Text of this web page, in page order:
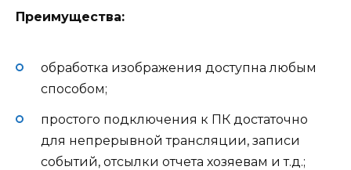
Преимущества:
обработка изображения доступна любым
способом;
простого подключения к ПК достаточно
для непрерывной трансляции, записи
событий, отсылки отчета хозяевам и т.д.;